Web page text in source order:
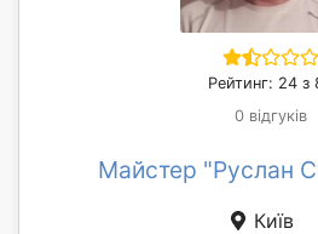
Рейтинг: 24 з
0 відгуків
Майстер "Руслан
Київ